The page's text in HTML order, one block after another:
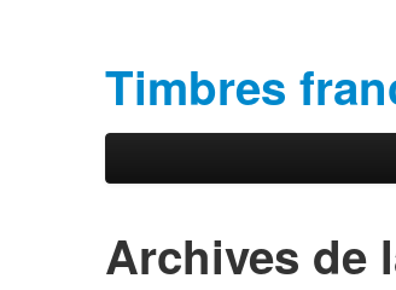
Timbres
Menu principal
Archives de